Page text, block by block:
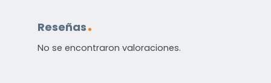
Reseñas
No se encontraron valoraciones.